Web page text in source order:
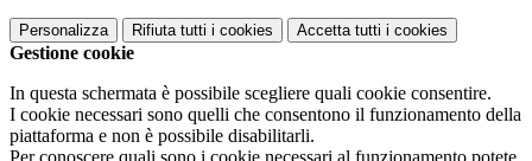
Personalizza Rifiuta tutti i cookies Accetta tutti i cookies
Gestione cookie
In questa schermata è possibile scegliere quali cookie consentire.
I cookie necessari sono quelli che consentono il funzionamento della
piattaforma e non è possibile disabilitarli.
Per conoscere quali sono i cookie necessari al funzionamento potete